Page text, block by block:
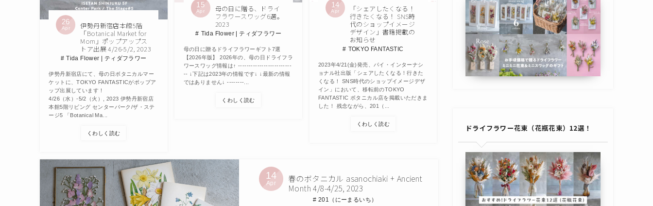
26
Apr
伊勢丹新宿店本館5階
「Botanical Market for
Mom」ポップアップス
トア出展 4/26-5/2, 2023
Tida Flower | ティダフラワー
伊勢丹新宿店にて、母の日ボタニカルマー
ケットに、TOKYO FANTASTICがポップア
ップ出展しています！
4/26（水）-5/2（火）, 2023 伊勢丹新宿店
本館5階リビング センターパーク/ザ・ステ
ージ5 「Botanical Ma...
くわしく読む
15
Apr
母の日に贈る、ドライ
フラワースワッグ6選。
2023
Tida Flower | ティダフラワー
母の日に贈るドライフラワーギフト7選
【2026年版】 2026年の、母の日ドライフラ
ワースワッグ情報は↑ -------------------------
-- ↓下記は2023年の情報です↓ ↓最新の情報
ではありません↓ --------...
くわしく読む
14
Apr
「シェアしたくなる！
行きたくなる！ SNS時
代のショップイメージ
デザイン」書籍掲載の
お知らせ
TOKYO FANTASTIC
2023年4/21(金)発売、パイ・インターナシ
ョナル社出版「シェアしたくなる！行きた
くなる！ SNS時代のショップイメージデザ
イン」において、移転前のTOKYO
FANTASTIC ボタニカル店を掲載いただきま
した！ 残念ながら、201（...
くわしく読む
14
Apr
春のボタニカル asanochiaki + Ancient
Month 4/8-4/25, 2023
201（にーまるいち）
ドライフラワー花束（花瓶花束）12選！